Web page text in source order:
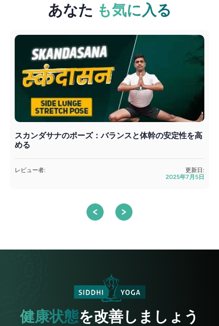
あなた も気に入る
スカンダサナのポーズ：バランスと体幹の安定性を高
める
レビュー者:
更新日:
2025年7月5日
健康状態を改善しましょう